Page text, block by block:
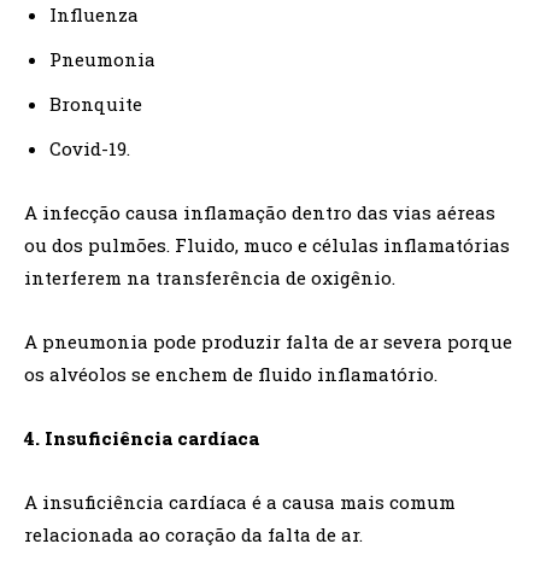
Influenza
Pneumonia
Bronquite
Covid-19.
A infecção causa inflamação dentro das vias aéreas
ou dos pulmões. Fluido, muco e células inflamatórias
interferem na transferência de oxigênio.
A pneumonia pode produzir falta de ar severa porque
os alvéolos se enchem de fluido inflamatório.
4. Insuficiência cardíaca
A insuficiência cardíaca é a causa mais comum
relacionada ao coração da falta de ar.